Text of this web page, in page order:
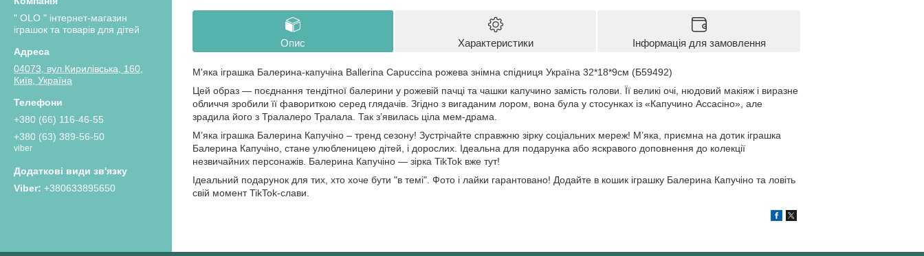
" OLO " інтернет-магазин
іграшок та товарів для дітей
04073, вул.Кирилівська, 160,
Київ, Україна
+380 (66) 116-46-55
+380 (63) 389-56-50
viber
+380633895650
Опис Характеристики Інформація для замовлення
М'яка іграшка Балерина-капучіна Ballerina Capuccina рожева знімна спідниця Україна 32*18*9см (Б59492)
Цей образ — поєднання тендітної балерини у рожевій пачці та чашки капучино замість голови. Її великі очі, нюдовий макіяж і виразне
обличчя зробили її фавориткою серед глядачів. Згідно з вигаданим лором, вона була у стосунках із «Капучино Ассасіно», але
зрадила його з Тралалеро Тралала. Так зʼявилась ціла мем-драма.
М’яка іграшка Балерина Капучіно – тренд сезону! Зустрічайте справжню зірку соціальних мереж! М’яка, приємна на дотик іграшка
Балерина Капучіно, стане улюбленицею дітей, і дорослих. Ідеальна для подарунка або яскравого доповнення до колекції
незвичайних персонажів. Балерина Капучіно — зірка TikTok вже тут!
Ідеальний подарунок для тих, хто хоче бути "в темі". Фото і лайки гарантовано! Додайте в кошик іграшку Балерина Капучіно та ловіть
свій момент TikTok-слави.